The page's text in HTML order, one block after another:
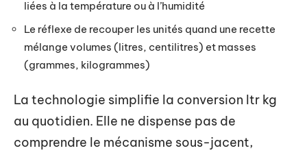
liées à la température ou à l’humidité
Le réflexe de recouper les unités quand une recette
mélange volumes (litres, centilitres) et masses
(grammes, kilogrammes)
La technologie simplifie la conversion ltr kg
au quotidien. Elle ne dispense pas de
comprendre le mécanisme sous-jacent,